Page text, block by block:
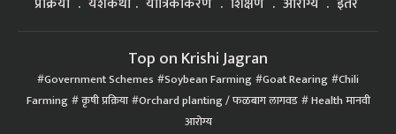
Top on Krishi Jagran
Government Schemes Soybean Farming Goat Rearing Chili
Farming कृषी प्रक्रिया Orchard planting / फळबाग लागवड Health मानवी
आरोग्य